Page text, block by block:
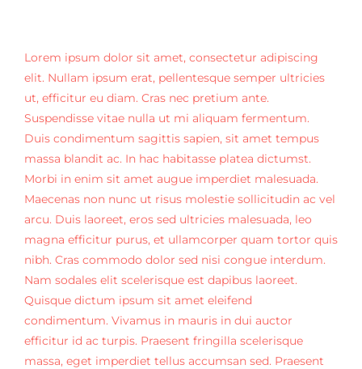
Contact Us
Lorem ipsum dolor sit amet, consectetur adipiscing
elit. Nullam ipsum erat, pellentesque semper ultricies
ut, efficitur eu diam. Cras nec pretium ante.
Suspendisse vitae nulla ut mi aliquam fermentum.
Duis condimentum sagittis sapien, sit amet tempus
massa blandit ac. In hac habitasse platea dictumst.
Morbi in enim sit amet augue imperdiet malesuada.
Maecenas non nunc ut risus molestie sollicitudin ac vel
arcu. Duis laoreet, eros sed ultricies malesuada, leo
magna efficitur purus, et ullamcorper quam tortor quis
nibh. Cras commodo dolor sed nisi congue interdum.
Nam sodales elit scelerisque est dapibus laoreet.
Quisque dictum ipsum sit amet eleifend
condimentum. Vivamus in mauris in dui auctor
efficitur id ac turpis. Praesent fringilla scelerisque
massa, eget imperdiet tellus accumsan sed. Praesent